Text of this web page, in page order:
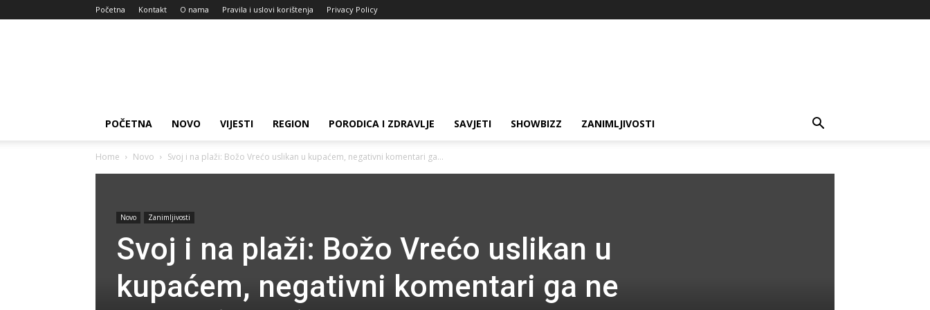
Početna Kontakt O nama Pravila i uslovi korištenja Privacy Policy
POČETNA NOVO VIJESTI REGION PORODICA I ZDRAVLJE SAVJETI SHOWBIZZ ZANIMLJIVOSTI
Home Novo Svoj i na plaži: Božo Vrećo uslikan u kupaćem, negativni komentari ga...
Novo Zanimljivosti
Svoj i na plaži: Božo Vrećo uslikan u
kupaćem, negativni komentari ga ne